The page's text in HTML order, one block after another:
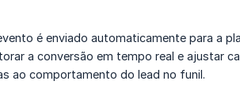
é enviado automaticamente para a
a conversão em tempo real e ajustar
ao comportamento do lead no funil.